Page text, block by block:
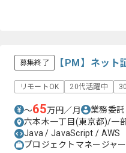
募集終了 【PM】ネッ
リモートOK 20代活躍中
〜65万円／月 業務委
六本木一丁目(東京都)/一
Java / JavaScript / AWS
プロジェクトマネージャ